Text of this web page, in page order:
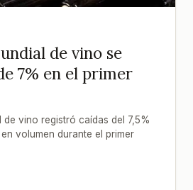
de vino se
7% en el primer
de vino registró caídas del 7,5%
volumen durante el primer